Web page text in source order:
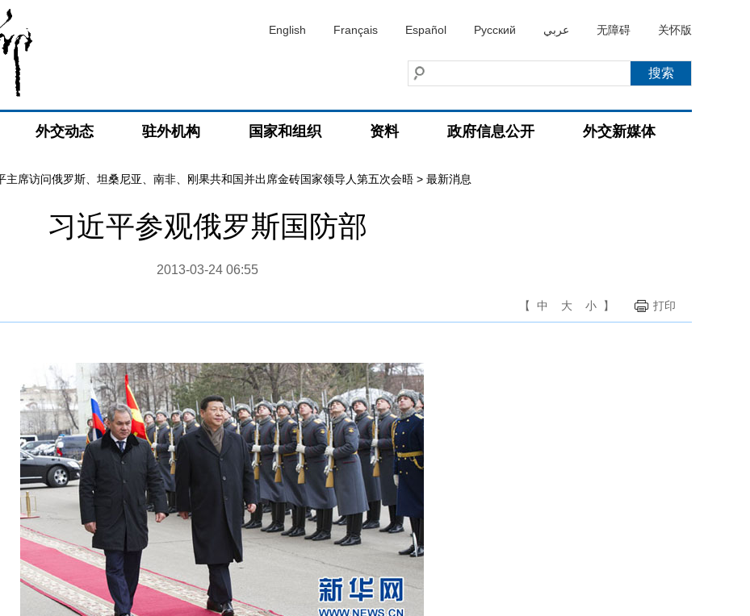
English Français Español Русский عربي 无障碍 关怀版
外交动态 驻外机构 国家和组织 资料 政府信息公开 外交新媒体
主席访问俄罗斯、坦桑尼亚、南非、刚果共和国并出席金砖国家领导人第五次会晤 > 最新消息
习近平参观俄罗斯国防部
2013-03-24 06:55
【 中 大 小 】 打印